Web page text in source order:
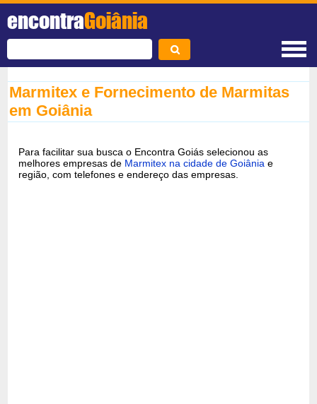
encontraGoiânia
Marmitex e Fornecimento de Marmitas
em Goiânia
Para facilitar sua busca o Encontra Goiás selecionou as
melhores empresas de Marmitex na cidade de Goiânia e
região, com telefones e endereço das empresas.